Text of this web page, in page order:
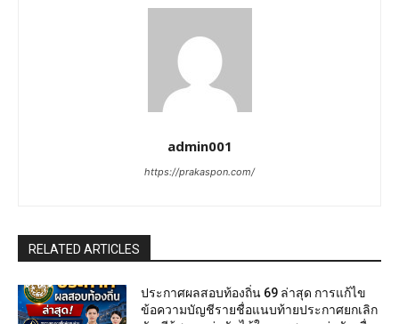
admin001
https://prakaspon.com/
RELATED ARTICLES
ประกาศผลสอบท้องถิ่น 69 ล่าสุด การแก้ไข
ข้อความบัญชีรายชื่อแนบท้ายประกาศยกเลิก